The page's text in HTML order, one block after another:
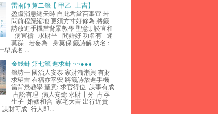
雷雨師 第二籤【 甲乙 上吉】
盈虛消息總天時 自此君當百事宜 若
問前程歸縮地 更須方寸好修為 將籤
詩放進手機當背景教學 聖意↓ 訟宜和
病宜禱 求財平 問婚好 功名有 遲
莫躁 若妄為 身莫保 籤詩解 功名 :
舉成名 ...
金錢卦 第七籤 進求卦 ○○●●●
籤詩一 國治人安泰 家財漸漸興 有財
求望吉 有福亦平安 將籤詩放進手機
當背景教學 聖意: 求官得位 謀事有成
占訟有理 病人安癒 求財十分 占孕
生子 婚姻和合 家宅大吉 出行近貴
財可成 行人即...